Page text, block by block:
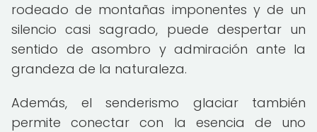
rodeado de montañas imponentes y de un
silencio casi sagrado, puede despertar un
sentido de asombro y admiración ante la
grandeza de la naturaleza.
Además, el senderismo glaciar también
permite conectar con la esencia de uno